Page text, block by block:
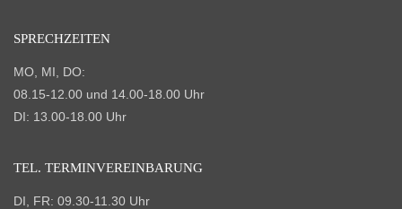
SPRECHZEITEN
MO, MI, DO:
08.15-12.00 und 14.00-18.00 Uhr
DI: 13.00-18.00 Uhr
TEL. TERMIN­VEREINBARUNG
DI, FR: 09.30-11.30 Uhr